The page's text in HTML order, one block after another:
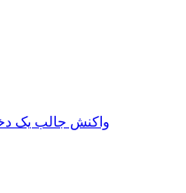
واکنش جالب یک